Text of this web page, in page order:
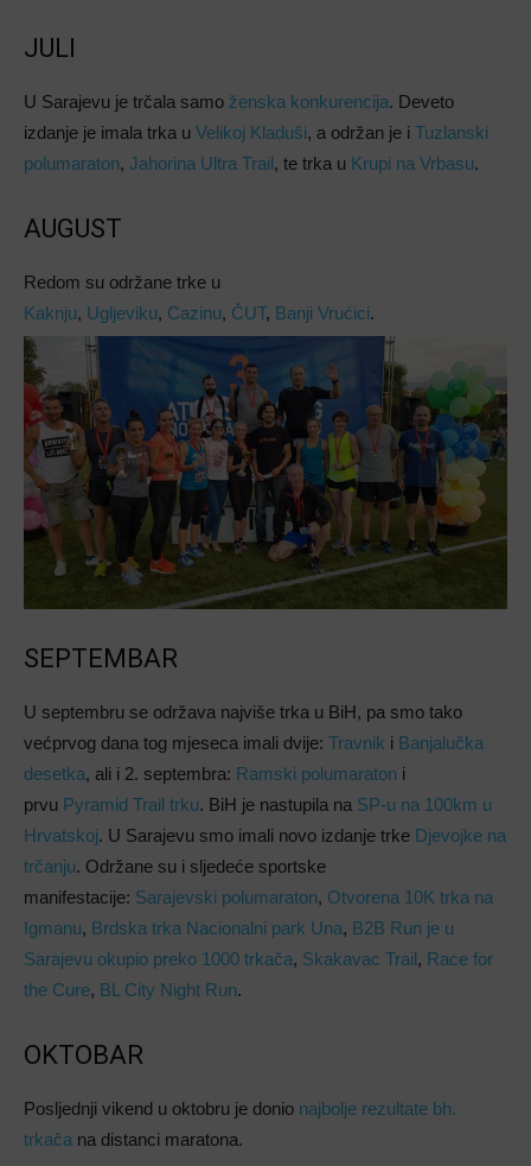
JULI
U Sarajevu je trčala samo ženska konkurencija. Deveto
izdanje je imala trka u Velikoj Kladuši, a održan je i Tuzlanski
polumaraton, Jahorina Ultra Trail, te trka u Krupi na Vrbasu.
AUGUST
Redom su održane trke u
Kaknju, Ugljeviku, Cazinu, ČUT, Banji Vrućici.
SEPTEMBAR
U septembru se održava najviše trka u BiH, pa smo tako
većprvog dana tog mjeseca imali dvije: Travnik i Banjalučka
desetka, ali i 2. septembra: Ramski polumaraton i
prvu Pyramid Trail trku. BiH je nastupila na SP-u na 100km u
Hrvatskoj. U Sarajevu smo imali novo izdanje trke Djevojke na
trčanju. Održane su i sljedeće sportske
manifestacije: Sarajevski polumaraton, Otvorena 10K trka na
Igmanu, Brdska trka Nacionalni park Una, B2B Run je u
Sarajevu okupio preko 1000 trkača, Skakavac Trail, Race for
the Cure, BL City Night Run.
OKTOBAR
Posljednji vikend u oktobru je donio najbolje rezultate bh.
trkača na distanci maratona.